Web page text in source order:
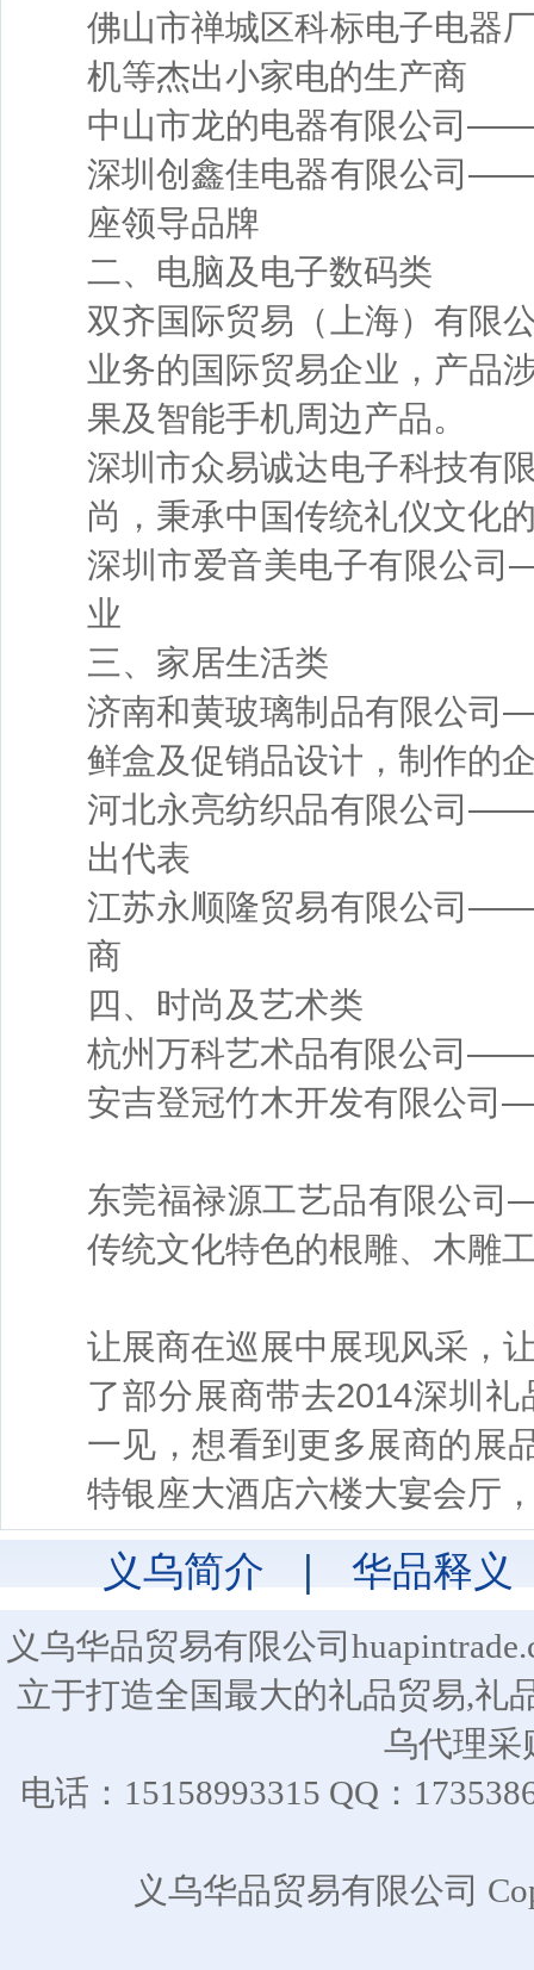
佛山市禅城区科标电子电器
机等杰出小家电的生产商
中山市龙的电器有限公司
深圳创鑫佳电器有限公司
座领导品牌
二、电脑及电子数码类
双齐国际贸易（上海）有限
业务的国际贸易企业，产品
果及智能手机周边产品。
深圳市众易诚达电子科技有
尚，秉承中国传统礼仪文化
深圳市爱音美电子有限公
业
三、家居生活类
济南和黄玻璃制品有限公司
鲜盒及促销品设计，制作的
河北永亮纺织品有限公司
出代表
江苏永顺隆贸易有限公司
商
四、时尚及艺术类
杭州万科艺术品有限公司
安吉登冠竹木开发有限公司
东莞福禄源工艺品有限公
传统文化特色的根雕、木雕
让展商在巡展中展现风采，
了部分展商带去2014深圳
一见，想看到更多展商的展
特银座大酒店六楼大宴会厅
义乌简介 | 华品释义
义乌华品贸易有限公司
立于打造全国最大的礼品贸易,礼
乌代理采
电话：15158993315 QQ：
义乌华品贸易有限公司